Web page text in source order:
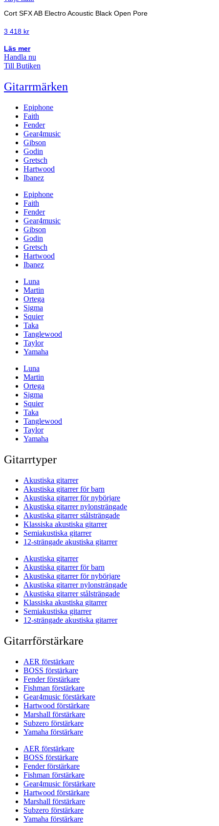
Cort SFX AB Electro Acoustic Black Open Pore
3 418 kr
Läs mer
Handla nu
Till Butiken
Gitarrmärken
Epiphone
Faith
Fender
Gear4music
Gibson
Godin
Gretsch
Hartwood
Ibanez
Epiphone
Faith
Fender
Gear4music
Gibson
Godin
Gretsch
Hartwood
Ibanez
Luna
Martin
Ortega
Sigma
Squier
Taka
Tanglewood
Taylor
Yamaha
Luna
Martin
Ortega
Sigma
Squier
Taka
Tanglewood
Taylor
Yamaha
Gitarrtyper
Akustiska gitarrer
Akustiska gitarrer för barn
Akustiska gitarrer för nybörjare
Akustiska gitarrer nylonsträngade
Akustiska gitarrer stålsträngade
Klassiska akustiska gitarrer
Semiakustiska gitarrer
12-strängade akustiska gitarrer
Akustiska gitarrer
Akustiska gitarrer för barn
Akustiska gitarrer för nybörjare
Akustiska gitarrer nylonsträngade
Akustiska gitarrer stålsträngade
Klassiska akustiska gitarrer
Semiakustiska gitarrer
12-strängade akustiska gitarrer
Gitarrförstärkare
AER förstärkare
BOSS förstärkare
Fender förstärkare
Fishman förstärkare
Gear4music förstärkare
Hartwood förstärkare
Marshall förstärkare
Subzero förstärkare
Yamaha förstärkare
AER förstärkare
BOSS förstärkare
Fender förstärkare
Fishman förstärkare
Gear4music förstärkare
Hartwood förstärkare
Marshall förstärkare
Subzero förstärkare
Yamaha förstärkare